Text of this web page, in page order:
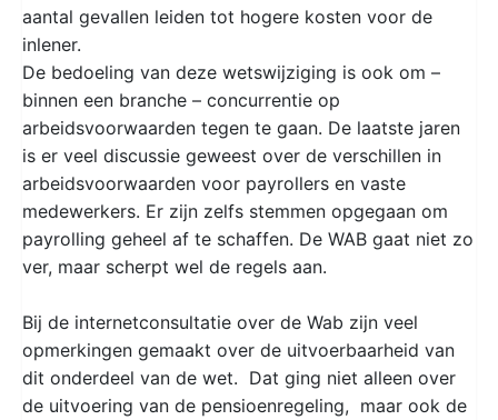
aantal gevallen leiden tot hogere kosten voor de
inlener.
De bedoeling van deze wetswijziging is ook om –
binnen een branche – concurrentie op
arbeidsvoorwaarden tegen te gaan. De laatste jaren
is er veel discussie geweest over de verschillen in
arbeidsvoorwaarden voor payrollers en vaste
medewerkers. Er zijn zelfs stemmen opgegaan om
payrolling geheel af te schaffen. De WAB gaat niet zo
ver, maar scherpt wel de regels aan.
Bij de internetconsultatie over de Wab zijn veel
opmerkingen gemaakt over de uitvoerbaarheid van
dit onderdeel van de wet. Dat ging niet alleen over
de uitvoering van de pensioenregeling, maar ook de